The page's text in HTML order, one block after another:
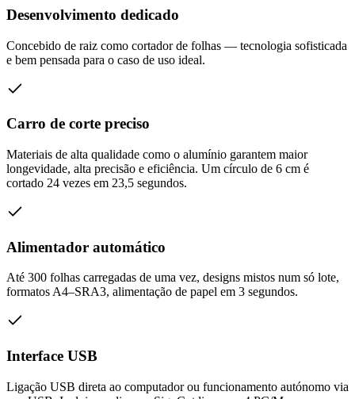
Desenvolvimento dedicado
Concebido de raiz como cortador de folhas — tecnologia sofisticada
e bem pensada para o caso de uso ideal.
Carro de corte preciso
Materiais de alta qualidade como o alumínio garantem maior
longevidade, alta precisão e eficiência. Um círculo de 6 cm é
cortado 24 vezes em 23,5 segundos.
Alimentador automático
Até 300 folhas carregadas de uma vez, designs mistos num só lote,
formatos A4–SRA3, alimentação de papel em 3 segundos.
Interface USB
Ligação USB direta ao computador ou funcionamento autónomo via